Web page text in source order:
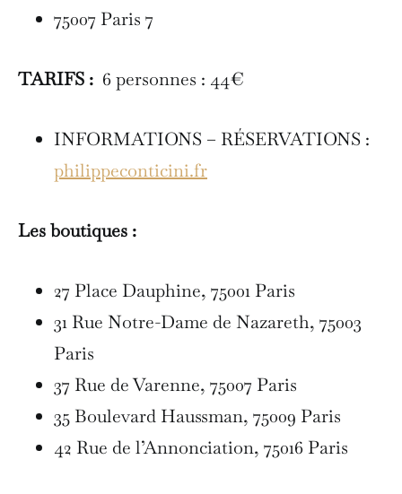
75007 Paris 7
TARIFS : 6 personnes : 44€
INFORMATIONS – RÉSERVATIONS :
philippeconticini.fr
Les boutiques :
27 Place Dauphine, 75001 Paris
31 Rue Notre-Dame de Nazareth, 75003
Paris
37 Rue de Varenne, 75007 Paris
35 Boulevard Haussman, 75009 Paris
42 Rue de l’Annonciation, 75016 Paris